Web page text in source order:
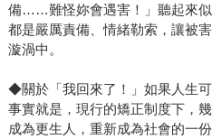
備……難怪妳會遇害！」聽起來
都是嚴厲責備、情緒勒索，讓被
漩渦中。
◆關於「我回來了！」如果人生
事實就是，現行的矯正制度下，
成為更生人，重新成為社會的一份